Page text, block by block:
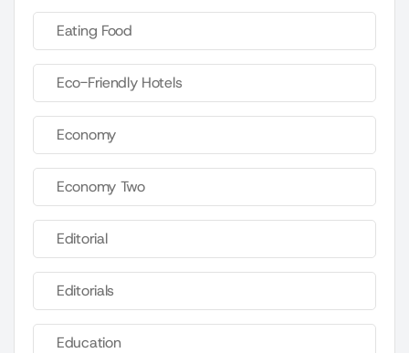
Eating Food
Eco-Friendly Hotels
Economy
Economy Two
Editorial
Editorials
Education